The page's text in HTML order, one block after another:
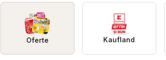
Oferte Kaufland